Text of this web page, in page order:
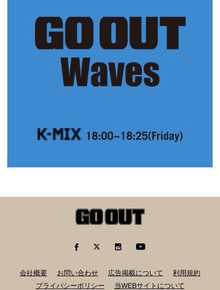
会社概要 お問い合わせ 広告掲載について
利用規約
プライバシーポリシー
当WEBサイトについて